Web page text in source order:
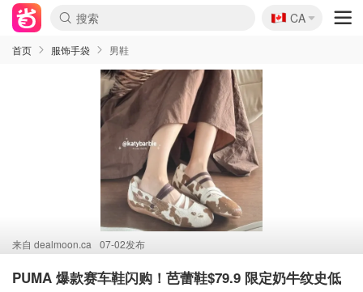
🇨🇦
CA
首页 服饰手袋 男鞋
来自 dealmoon.ca 07-02发布
PUMA 爆款赛车鞋闪购！芭蕾鞋$79.9 限定奶牛纹史低